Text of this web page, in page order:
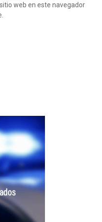
web en este navegador